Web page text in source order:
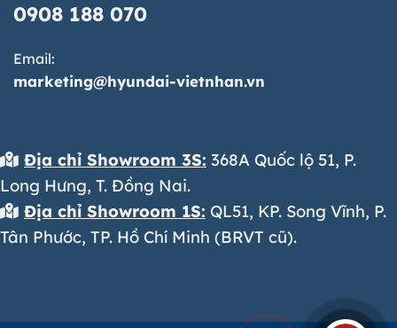
0908 188 070
Email:
marketing@hyundai-vietnhan.vn
Địa chỉ Showroom 3S: 368A Quốc lộ 51, P.
Long Hưng, T. Đồng Nai.
Địa chỉ Showroom 1S: QL51, KP. Song Vĩnh, P.
Tân Phước, TP. Hồ Chí Minh (BRVT cũ).